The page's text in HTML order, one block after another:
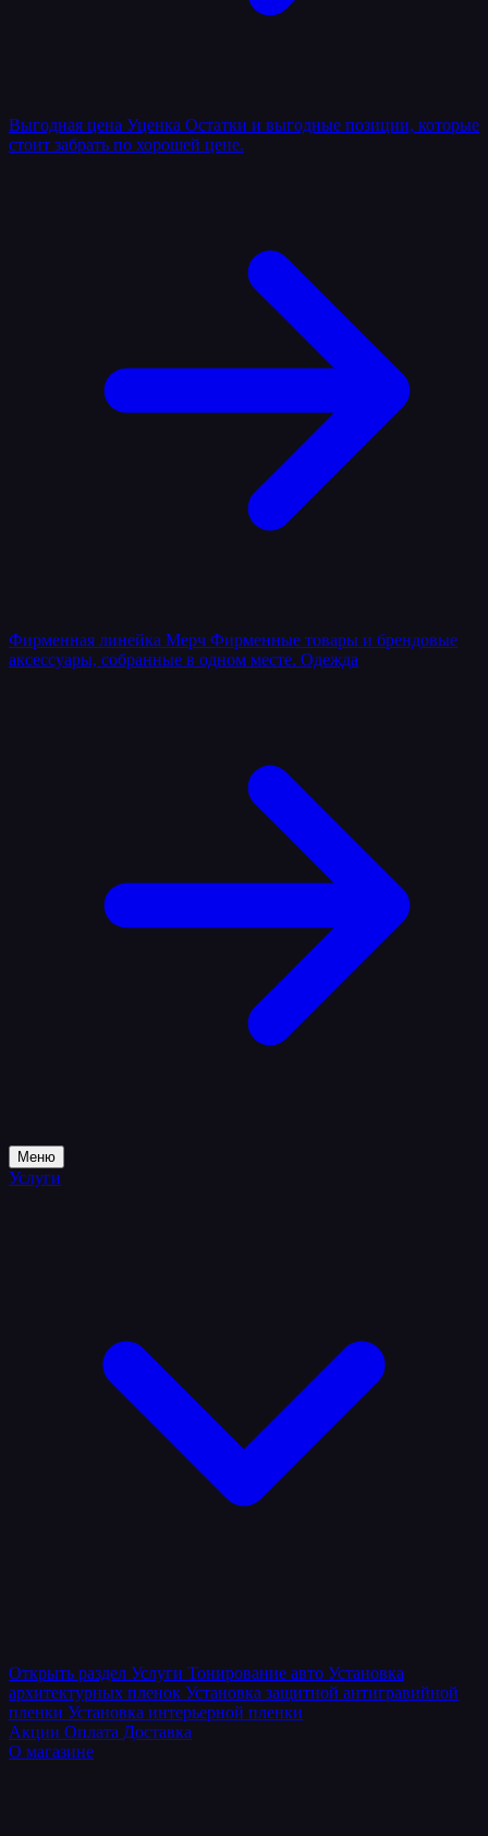
Выгодная цена Уценка Остатки и выгодные позиции, которые
стоит забрать по хорошей цене.
Фирменная линейка Мерч Фирменные товары и брендовые
аксессуары, собранные в одном месте. Одежда
Меню
Услуги
Открыть раздел Услуги Тонирование авто Установка
архитектурных пленок Установка защитной антигравийной
пленки Установка интерьерной пленки
Акции Оплата Доставка
О магазине